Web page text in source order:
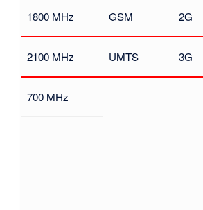
1800 MHz GSM 2G
2100 MHz UMTS 3G
700 MHz